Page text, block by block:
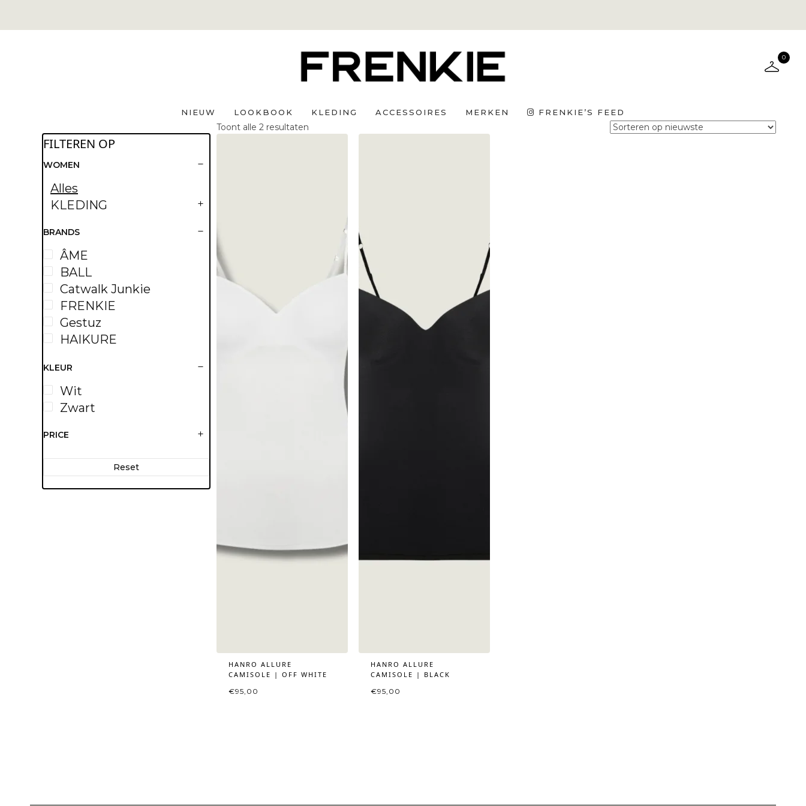
0
NIEUW LOOKBOOK KLEDING ACCESSOIRES MERKEN FRENKIE’S FEED
FILTEREN OP
WOMEN
Alles
KLEDING
BRANDS
ÂME
BALL
Catwalk Junkie
FRENKIE
Gestuz
HAIKURE
Kings of Indigo
Love Stories
MSCH Copenhagen
RE/BORN
STRATEGIA
KLEUR
Wit
Zwart
PRICE
Reset
Toont alle 2 resultaten
HANRO ALLURE
CAMISOLE | OFF WHITE
€95,00
HANRO ALLURE
CAMISOLE | BLACK
€95,00